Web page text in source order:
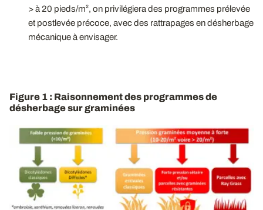
> à 20 pieds/m², on privilégiera des programmes prélevée
et postlevée précoce, avec des rattrapages en désherbage
mécanique à envisager.
Figure 1 : Raisonnement des programmes de
désherbage sur graminées